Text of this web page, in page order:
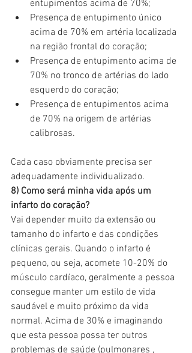
entupimentos acima de 70%;
Presença de entupimento único
acima de 70% em artéria localizada
na região frontal do coração;
Presença de entupimento acima de
70% no tronco de artérias do lado
esquerdo do coração;
Presença de entupimentos acima
de 70% na origem de artérias
calibrosas.
Cada caso obviamente precisa ser
adequadamente individualizado.
8) Como será minha vida após um
infarto do coração?
Vai depender muito da extensão ou
tamanho do infarto e das condições
clínicas gerais. Quando o infarto é
pequeno, ou seja, acomete 10-20% do
músculo cardíaco, geralmente a pessoa
consegue manter um estilo de vida
saudável e muito próximo da vida
normal. Acima de 30% e imaginando
que esta pessoa possa ter outros
problemas de saúde (pulmonares ,